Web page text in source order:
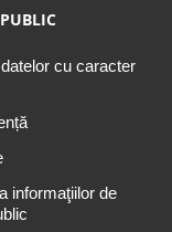
cu caracter
informaţiilor de